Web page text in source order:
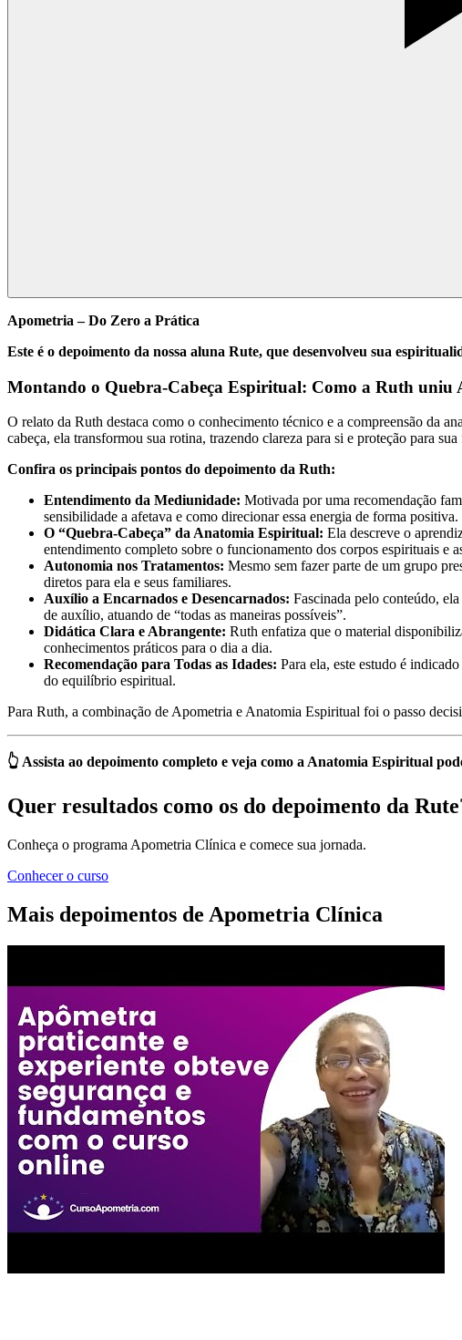
Apometria – Do Zero a Prática
Este é o depoimento da nossa aluna Rute, que desenvolveu sua
Montando o Quebra-Cabeça Espiritual: Como a Ruth
O relato da Ruth destaca como o conhecimento técnico e a compreensão da
cabeça, ela transformou sua rotina, trazendo clareza para si e proteção para
Confira os principais pontos do depoimento da Ruth:
Entendimento da Mediunidade: Motivada por uma recomendação
sensibilidade a afetava e como direcionar essa energia de forma positiva.
O “Quebra-Cabeça” da Anatomia Espiritual: Ela descreve o
entendimento completo sobre o funcionamento dos corpos espirituais e
Autonomia nos Tratamentos: Mesmo sem fazer parte de um grupo
diretos para ela e seus familiares.
Auxílio a Encarnados e Desencarnados: Fascinada pelo conteúdo,
de auxílio, atuando de “todas as maneiras possíveis”.
Didática Clara e Abrangente: Ruth enfatiza que o material
conhecimentos práticos para o dia a dia.
Recomendação para Todas as Idades: Para ela, este estudo é
do equilíbrio espiritual.
Para Ruth, a combinação de Apometria e Anatomia Espiritual foi o passo
👆 Assista ao depoimento completo e veja como a Anatomia Espiritual
Quer resultados como os do depoimento da
Conheça o programa Apometria Clínica e comece sua jornada.
Conhecer o curso
Mais depoimentos de Apometria Clínica